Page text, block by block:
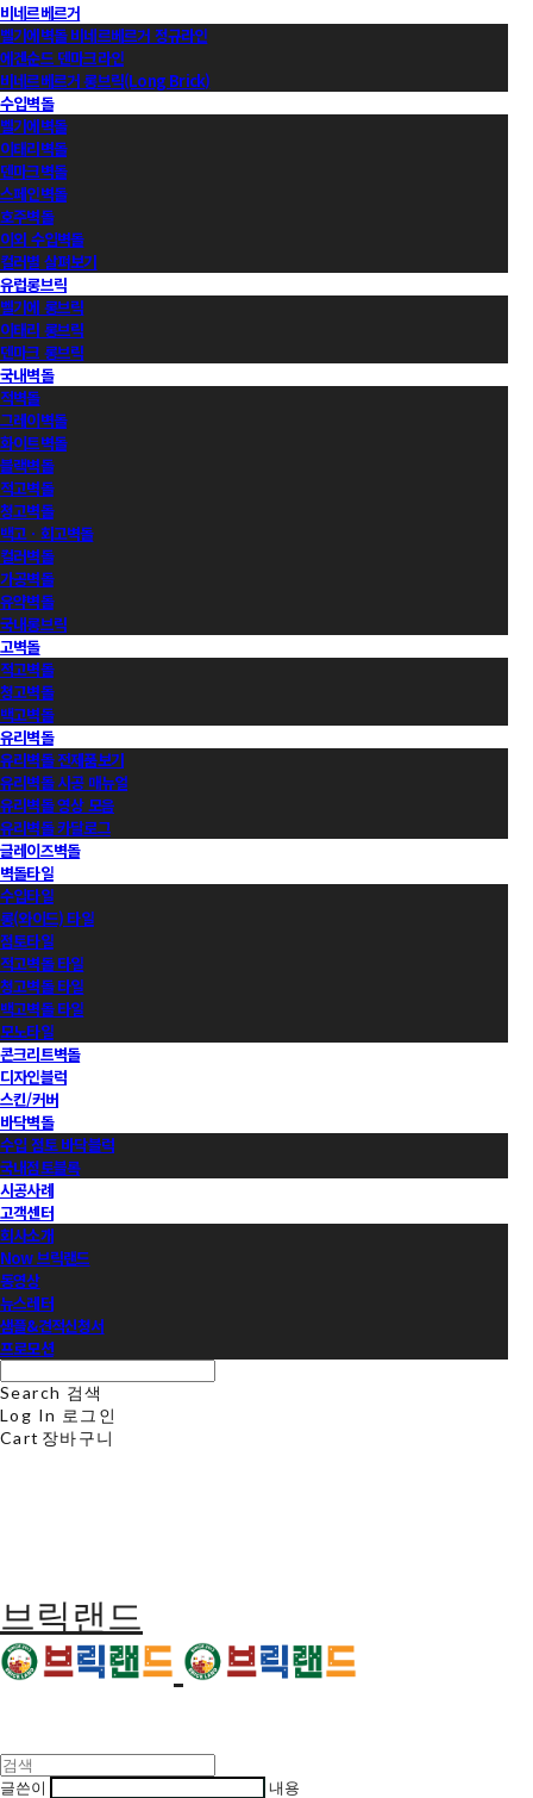
비네르베르거
벨기에벽돌 비네르베르거 정규라인
에겐순드 덴마크라인
비네르베르거 롱브릭(Long Brick)
수입벽돌
벨기에벽돌
이태리벽돌
덴마크벽돌
스페인벽돌
호주벽돌
이외 수입벽돌
컬러별 살펴보기
유럽롱브릭
벨기에 롱브릭
이태리 롱브릭
덴마크 롱브릭
국내벽돌
적벽돌
그레이벽돌
화이트벽돌
블랙벽돌
적고벽돌
청고벽돌
백고ㆍ회고벽돌
컬러벽돌
가공벽돌
유약벽돌
국내롱브릭
고벽돌
적고벽돌
청고벽돌
백고벽돌
유리벽돌
유리벽돌 전제품보기
유리벽돌 시공 매뉴얼
유리벽돌 영상 모음
유리벽돌 카달로그
글레이즈벽돌
벽돌타일
수입타일
롱(와이드) 타일
점토타일
적고벽돌 타일
청고벽돌 타일
백고벽돌 타일
모노타일
콘크리트벽돌
디자인블럭
스킨/커버
바닥벽돌
수입 점토 바닥블럭
국내점토블록
시공사례
고객센터
회사소개
Now 브릭랜드
동영상
뉴스레터
샘플&견적신청서
프로모션
Search 검색
Log In 로그인
Cart 장바구니
브릭랜드
글쓴이 내용